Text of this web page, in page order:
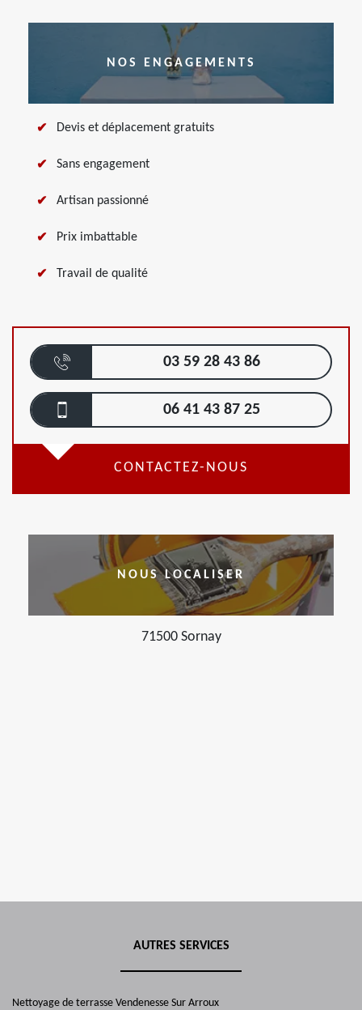
NOS ENGAGEMENTS
Devis et déplacement gratuits
Sans engagement
Artisan passionné
Prix imbattable
Travail de qualité
03 59 28 43 86
06 41 43 87 25
CONTACTEZ-NOUS
NOUS LOCALISER
71500 Sornay
AUTRES SERVICES
Nettoyage de terrasse Vendenesse Sur Arroux